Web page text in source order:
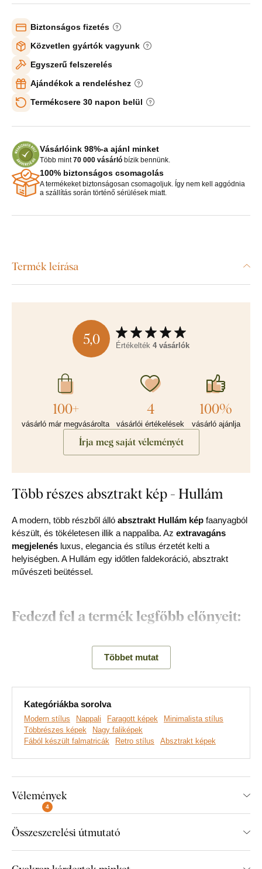
Biztonságos fizetés
Közvetlen gyártók vagyunk
Egyszerű felszerelés
Ajándékok a rendeléshez
Termékcsere 30 napon belül
Vásárlóink 98%-a ajánl minket
Több mint70 000 vásárló bízik bennünk.
100% biztonságos csomagolás
A termékeket biztonságosan csomagoljuk. Így nem kell aggódnia
a szállítás során történő sérülések miatt.
Termék leírása
5,0 Értékelték 4 vásárlók
100+
vásárló már megvásárolta
4
vásárlói értékelések
100%
vásárló ajánlja
Írja meg saját véleményét
Több részes absztrakt kép - Hullám
A modern, több részből álló absztrakt Hullám kép faanyagból
készült, és tökéletesen illik a nappaliba. Az extravagáns
megjelenés luxus, elegancia és stílus érzetét kelti a
helyiségben. A Hullám egy időtlen faldekoráció, absztrakt
művészeti beütéssel.
Fedezd fel a termék legfőbb előnyeit:
Egyszerű fali rögzítés
3 mm vastag faanyag
3 méret és számos minta közül választhat
A termék egyes részeinek méretei:
A 66x44 cm-es méretváltozatnál a kép egy részének
mérete 20x44 cm.
A 102,5x68 cm-es méretváltozatnál a kép egy
részének mérete 31,5x68 cm.
Többet mutat
Kategóriákba sorolva
Modern stílus Nappali Faragott képek
Minimalista stílus
Többrészes képek
Nagy faliképek
Fából készült falmatricák
Retro stílus Absztrakt képek
Vélemények
4
Összeszerelési útmutató